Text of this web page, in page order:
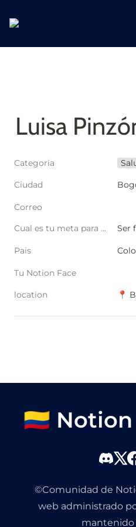
Luisa
Categoria
Ciudad
Correo
Cual es tu meta para este año?
Ser
Pais
Tu Notion Face
location 📍
🇨🇴
©Comunidad de
web administrado
mantenido